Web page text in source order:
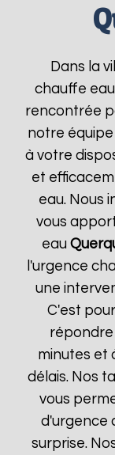
Dans la
chauffe
rencontrée
notre
à votre
et
eau. Nous
vous
eau
l'urgence
une
C'est
répondre
minutes et
délais. Nos
vous
d'urgence
surprise.